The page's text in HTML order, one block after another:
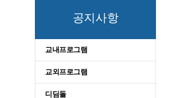
공지사항
교내프로그램
교외프로그램
디딤돌